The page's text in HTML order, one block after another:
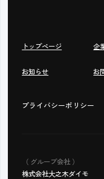
トップページ 企
お知らせ お
プライバシーポリシー
（ グループ会社 ）
株式会社大之木ダイモ